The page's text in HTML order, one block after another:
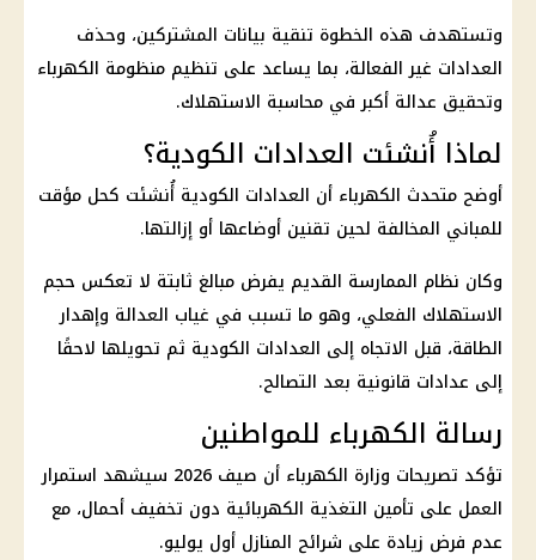
وتستهدف هذه الخطوة تنقية بيانات المشتركين، وحذف
العدادات غير الفعالة، بما يساعد على تنظيم منظومة الكهرباء
وتحقيق عدالة أكبر في محاسبة الاستهلاك.
لماذا أُنشئت العدادات الكودية؟
أوضح متحدث الكهرباء أن العدادات الكودية أُنشئت كحل مؤقت
للمباني المخالفة لحين تقنين أوضاعها أو إزالتها.
وكان نظام الممارسة القديم يفرض مبالغ ثابتة لا تعكس حجم
الاستهلاك الفعلي، وهو ما تسبب في غياب العدالة وإهدار
الطاقة، قبل الاتجاه إلى العدادات الكودية ثم تحويلها لاحقًا
إلى عدادات قانونية بعد التصالح.
رسالة الكهرباء للمواطنين
تؤكد تصريحات وزارة الكهرباء أن صيف 2026 سيشهد استمرار
العمل على تأمين التغذية الكهربائية دون تخفيف أحمال، مع
عدم فرض زيادة على شرائح المنازل أول يوليو.